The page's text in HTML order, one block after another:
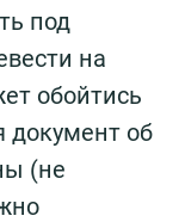
под
на
обойтись
об
(не